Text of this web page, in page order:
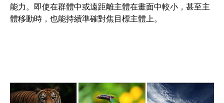
能力。即使在群體中或遠距離主體在畫面中較小，甚至主
體移動時，也能持續準確對焦目標主體上。